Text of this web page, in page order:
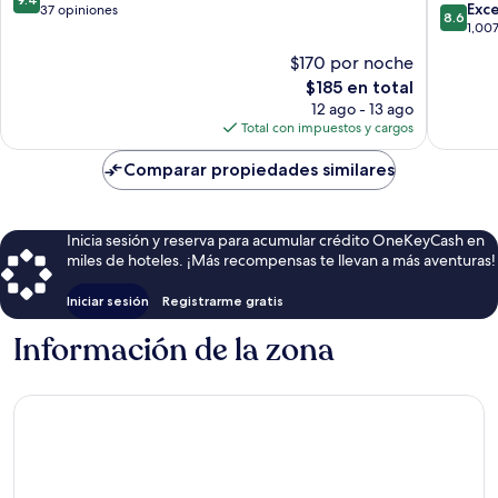
Mar
de 37 opiniones
$170 por noche
El
precio
actual
es
de
$185
$185 en total
12 ago - 13 ago
Total con impuestos y cargos
8.6
de
8.6
Comparar propiedades similares
Inicia sesión y reserva para acumular crédito OneKeyCash en
miles de hoteles. ¡Más recompensas te llevan a más aventuras!
Iniciar sesión Registrarme gratis
Información de la zona